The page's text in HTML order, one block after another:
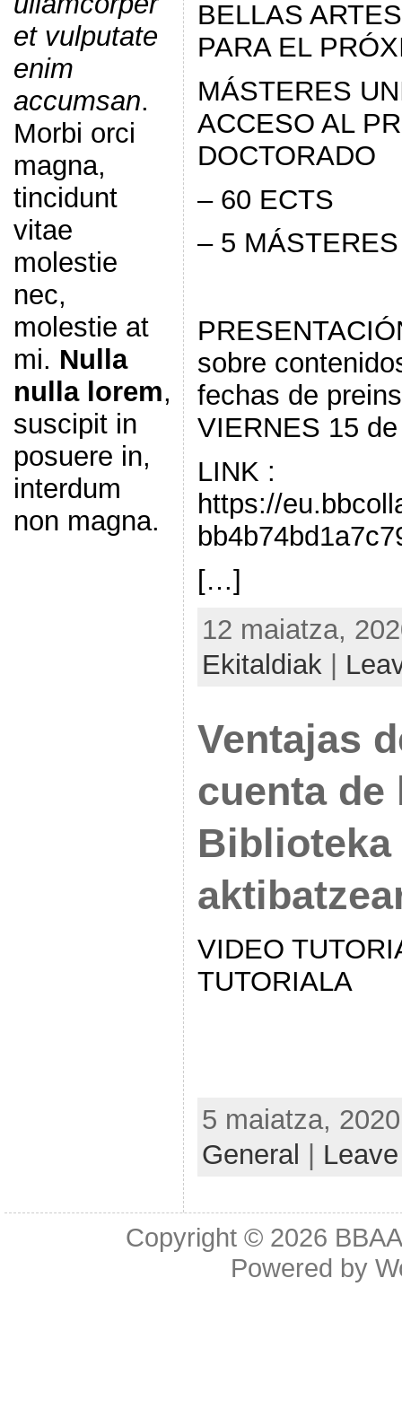
et vulputate
enim
accumsan.
Morbi orci
magna,
tincidunt
vitae
molestie
nec,
molestie at
mi. Nulla
nulla lorem,
suscipit in
posuere in,
interdum
non magna.
BELLAS
PARA EL
MÁSTERES
ACCESO AL
DOCTORADO
– 60 ECTS
– 5 MÁSTERES
sobre
fechas de
VIERNES 15
LINK :
https://
[…]
12 maiatza,
Ekitaldiak|
Ventajas
cuenta
Biblioteka
VIDEO
TUTORIALA
5 maiatza,
General |
Copyright © 2026
Powered by